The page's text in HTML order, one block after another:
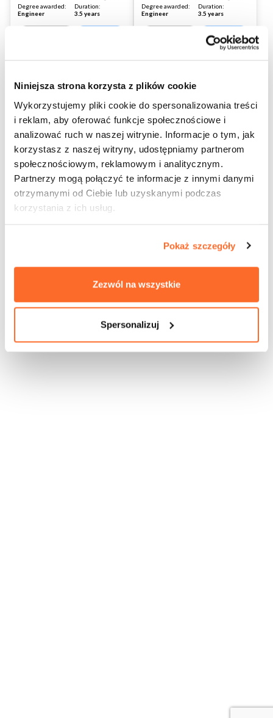
Niniejsza strona korzysta z plików cookie
Wykorzystujemy pliki cookie do spersonalizowania treści
i reklam, aby oferować funkcje społecznościowe i
analizować ruch w naszej witrynie. Informacje o tym, jak
korzystasz z naszej witryny, udostępniamy partnerom
społecznościowym, reklamowym i analitycznym.
Partnerzy mogą połączyć te informacje z innymi danymi
otrzymanymi od Ciebie lub uzyskanymi podczas
korzystania z ich usług.
Pokaż szczegóły
Zezwól na wszystkie
Spersonalizuj
Degree awarded:
Engineer
Duration:
3.5 years
Degree awarded:
Engineer
Duration:
3.5 years
APPLY